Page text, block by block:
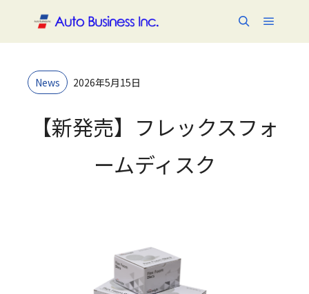
2026年5月15日
News
【新発売】フレックスフォ
ームディスク